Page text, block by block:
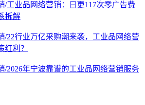
/工业品网络营销：日更117次零广告费
拆解
/22行业万亿采购潮来袭，工业品网络营
红利？
/2026年宁波靠谱的工业品网络营销服务